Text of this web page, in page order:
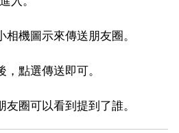
機圖示來傳送朋友圈。
點選傳送即可。
圈可以看到提到了誰。